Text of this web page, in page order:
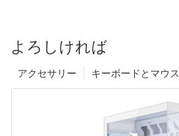
よろしければ
キーボードとマウス
アクセサリー